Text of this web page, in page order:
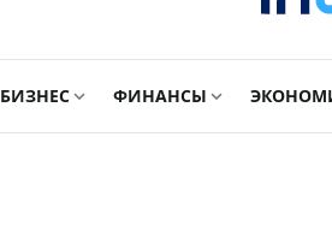
БИЗНЕС ФИНАНСЫ